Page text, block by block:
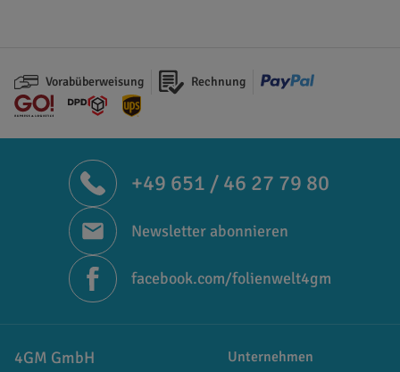
Vorabüberweisung Rechnung
+49 651 / 46 27 79 80
Newsletter abonnieren
facebook.com/folienwelt4gm
4GM GmbH
Unternehmen